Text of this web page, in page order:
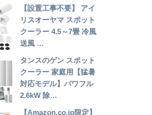
【設置工事不要】 アイ
リスオーヤマ スポット
クーラー 4.5～7畳 冷風
送風 …
タンスのゲン スポット
クーラー 家庭用【猛暑
対応モデル】パワフル
2.6kW 除…
【Amazon.co.jp限定】